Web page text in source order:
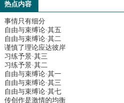
热点内容
事情只有细分
自由与束缚论·其五
自由与束缚论·其二
谨慎了理论应达彼岸
习练予景·其三
习练予景·其二
自由与束缚论·其一
自由与束缚论·其三
自由与束缚论·其七
传创作是激情的均衡